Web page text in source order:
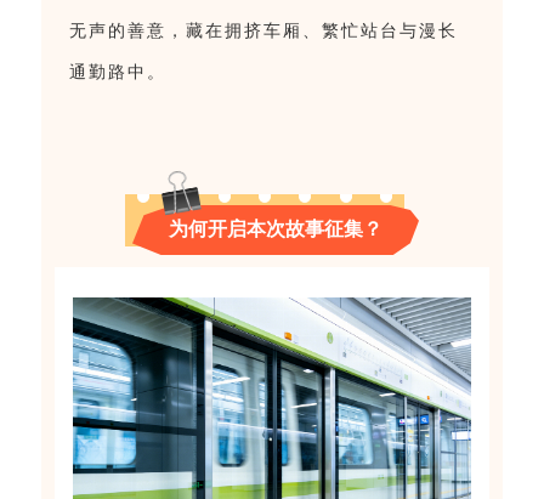
无声的善意，藏在拥挤车厢、繁忙站台与漫长
通勤路中。
为何开启本次故事征集？